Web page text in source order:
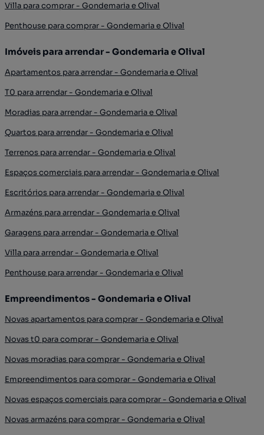
Villa para comprar - Gondemaria e Olival
Penthouse para comprar - Gondemaria e Olival
Imóveis para arrendar - Gondemaria e Olival
Apartamentos para arrendar - Gondemaria e Olival
T0 para arrendar - Gondemaria e Olival
Moradias para arrendar - Gondemaria e Olival
Quartos para arrendar - Gondemaria e Olival
Terrenos para arrendar - Gondemaria e Olival
Espaços comerciais para arrendar - Gondemaria e Olival
Escritórios para arrendar - Gondemaria e Olival
Armazéns para arrendar - Gondemaria e Olival
Garagens para arrendar - Gondemaria e Olival
Villa para arrendar - Gondemaria e Olival
Penthouse para arrendar - Gondemaria e Olival
Empreendimentos - Gondemaria e Olival
Novas apartamentos para comprar - Gondemaria e Olival
Novas t0 para comprar - Gondemaria e Olival
Novas moradias para comprar - Gondemaria e Olival
Empreendimentos para comprar - Gondemaria e Olival
Novas espaços comerciais para comprar - Gondemaria e Olival
Novas armazéns para comprar - Gondemaria e Olival